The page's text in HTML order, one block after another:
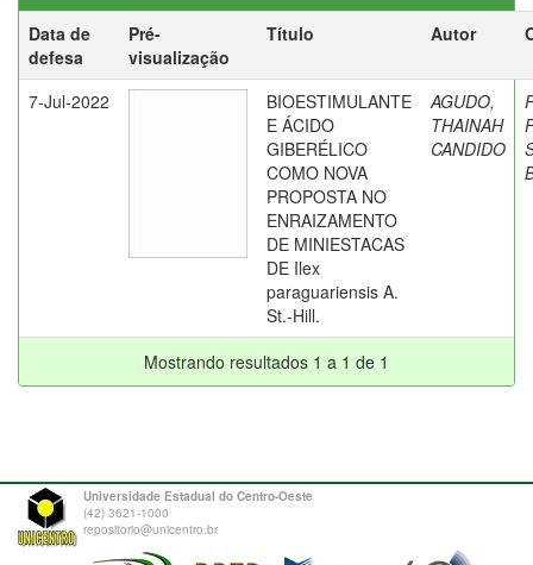
Data de
defesa
Pré-
visualização
Título Autor
7-Jul-2022
BIOESTIMULANTE
E ÁCIDO
GIBERÉLICO
COMO NOVA
PROPOSTA NO
ENRAIZAMENTO
DE MINIESTACAS
DE Ilex
paraguariensis A.
St.-Hill.
AGUDO,
THAINAH
CANDIDO
Mostrando resultados 1 a 1 de 1
Universidade Estadual do Centro-Oeste
(42) 3621-1000
repositorio@unicentro.br